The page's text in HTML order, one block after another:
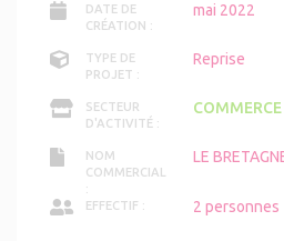
DATE DE
CRÉATION :
mai 2022
TYPE DE
PROJET :
Reprise
SECTEUR
D'ACTIVITÉ :
NOM
COMMERCIAL
:
LE
EFFECTIF : 2 personnes